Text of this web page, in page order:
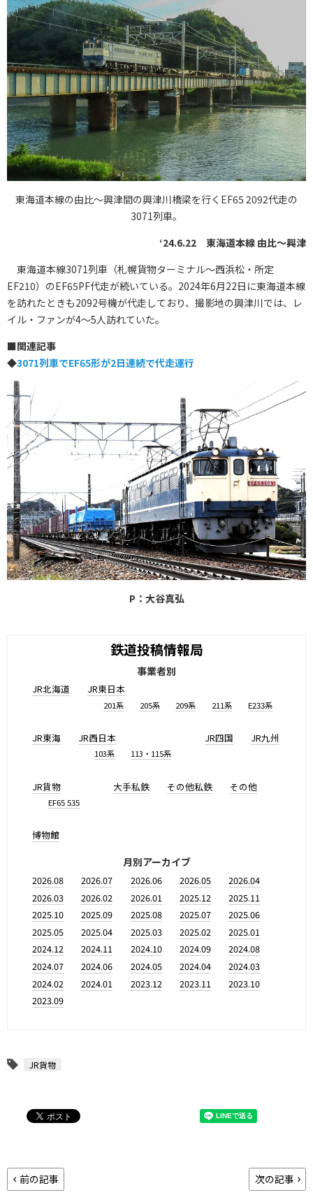
東海道本線の由比～興津間の興津川橋梁を行くEF65 2092代走の
3071列車。
‘24.6.22 東海道本線 由比～興津
東海道本線3071列車（札幌貨物ターミナル～西浜松・所定
EF210）のEF65PF代走が続いている。2024年6月22日に東海道本線
を訪れたときも2092号機が代走しており、撮影地の興津川では、レ
イル・ファンが4～5人訪れていた。
■関連記事
◆3071列車でEF65形が2日連続で代走運行
P：大谷真弘
鉄道投稿情報局
事業者別
JR北海道 JR東日本
201系 205系 209系 211系 E233系
JR東海 JR西日本
103系 113・115系
JR四国 JR九州
JR貨物
EF65 535
大手私鉄 その他私鉄 その他
博物館
月別アーカイブ
2026.08 2026.07 2026.06 2026.05
2026.04
2026.03
2026.02 2026.01 2025.12
2025.11
2025.10
2025.09 2025.08 2025.07
2025.06
2025.05
2025.04 2025.03 2025.02
2025.01
2024.12
2024.11 2024.10 2024.09
2024.08
2024.07
2024.06 2024.05 2024.04
2024.03
2024.02
2024.01 2023.12 2023.11
2023.10
2023.09
JR貨物
前の記事 次の記事